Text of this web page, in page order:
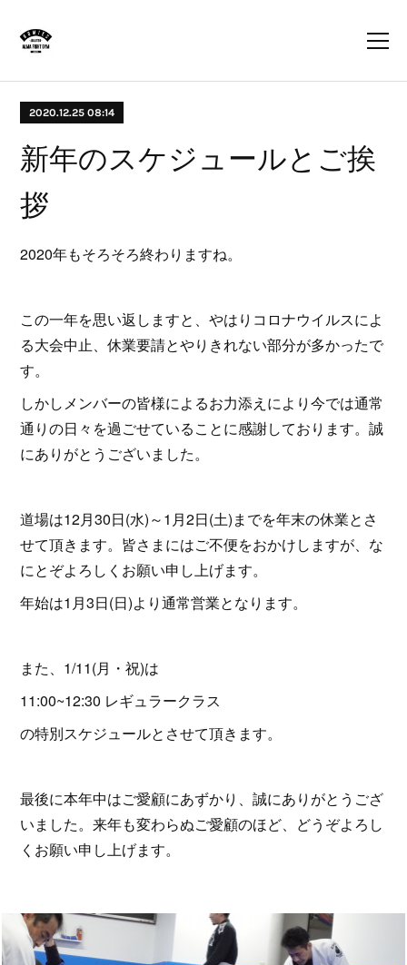
2020.12.25 08:14
新年のスケジュールとご挨
拶
2020年もそろそろ終わりますね。
この一年を思い返しますと、やはりコロナウイルスによ
る大会中止、休業要請とやりきれない部分が多かったで
す。
しかしメンバーの皆様によるお力添えにより今では通常
通りの日々を過ごせていることに感謝しております。誠
にありがとうございました。
道場は12月30日(水)～1月2日(土)までを年末の休業とさ
せて頂きます。皆さまにはご不便をおかけしますが、な
にとぞよろしくお願い申し上げます。
年始は1月3日(日)より通常営業となります。
また、1/11(月・祝)は
11:00~12:30 レギュラークラス
の特別スケジュールとさせて頂きます。
最後に本年中はご愛顧にあずかり、誠にありがとうござ
いました。来年も変わらぬご愛顧のほど、どうぞよろし
くお願い申し上げます。